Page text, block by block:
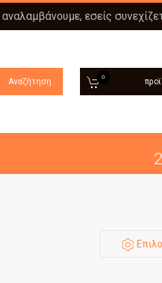
εσείς
Αναζήτηση 0